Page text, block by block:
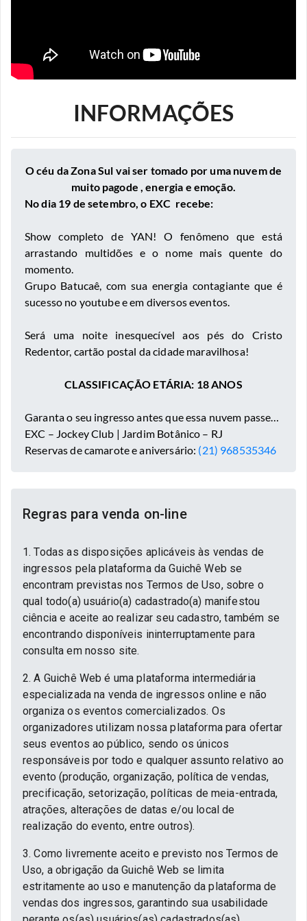
INFORMAÇÕES
O céu da Zona Sul vai ser tomado por uma nuvem de
muito pagode , energia e emoção.
No dia 19 de setembro, o EXC recebe:
Show completo de YAN! O fenômeno que está
arrastando multidões e o nome mais quente do
momento.
Grupo Batucaê, com sua energia contagiante que é
sucesso no youtube e em diversos eventos.
Será uma noite inesquecível aos pés do Cristo
Redentor, cartão postal da cidade maravilhosa!
CLASSIFICAÇÃO ETÁRIA: 18 ANOS
Garanta o seu ingresso antes que essa nuvem passe…
EXC – Jockey Club | Jardim Botânico – RJ
Reservas de camarote e aniversário: (21) 968535346
Regras para venda on-line
1. Todas as disposições aplicáveis às vendas de
ingressos pela plataforma da Guichê Web se
encontram previstas nos Termos de Uso, sobre o
qual todo(a) usuário(a) cadastrado(a) manifestou
ciência e aceite ao realizar seu cadastro, também se
encontrando disponíveis ininterruptamente para
consulta em nosso site.
2. A Guichê Web é uma plataforma intermediária
especializada na venda de ingressos online e não
organiza os eventos comercializados. Os
organizadores utilizam nossa plataforma para ofertar
seus eventos ao público, sendo os únicos
responsáveis por todo e qualquer assunto relativo ao
evento (produção, organização, política de vendas,
precificação, setorização, políticas de meia-entrada,
atrações, alterações de datas e/ou local de
realização do evento, entre outros).
3. Como livremente aceito e previsto nos Termos de
Uso, a obrigação da Guichê Web se limita
estritamente ao uso e manutenção da plataforma de
vendas dos ingressos, garantindo sua usabilidade